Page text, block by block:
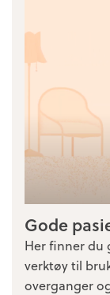
Gode
Her finner du
verktøy til
overganger